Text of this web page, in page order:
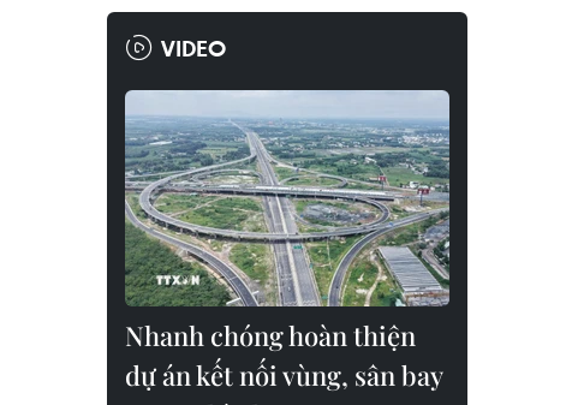
VIDEO
Nhanh chóng hoàn thiện
dự án kết nối vùng, sân bay